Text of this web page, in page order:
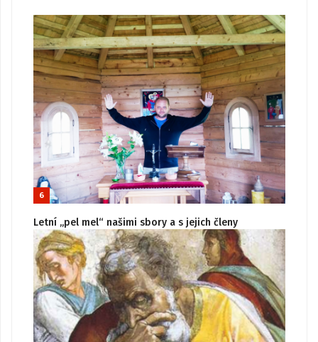
6
Letní „pel mel“ našimi sbory a s jejich členy